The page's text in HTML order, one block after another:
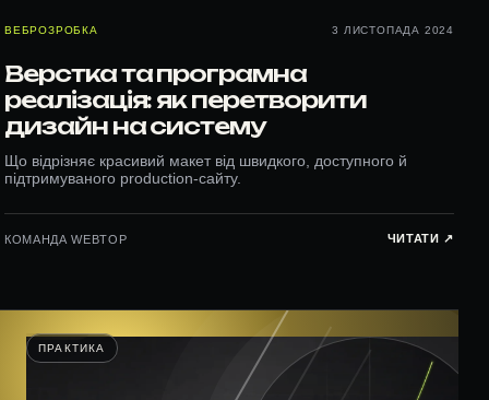
ВЕБРОЗРОБКА 3 ЛИСТОПАДА 2024
Верстка та програмна
реалізація: як перетворити
дизайн на систему
Що відрізняє красивий макет від швидкого, доступного й
підтримуваного production-сайту.
КОМАНДА WEBTOP ЧИТАТИ ↗︎
ПРАКТИКА